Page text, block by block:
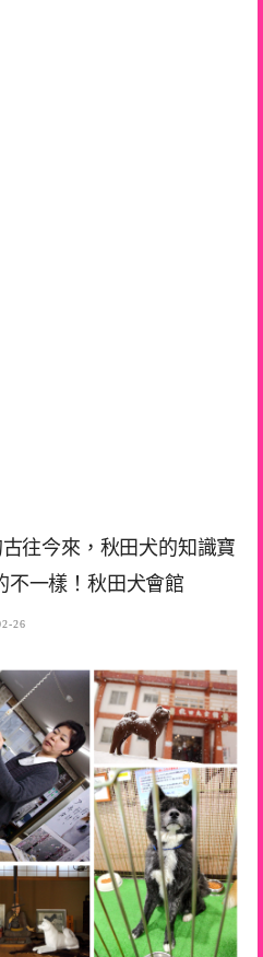
往今來，秋田犬的知識寶
不一樣！秋田犬會館
26